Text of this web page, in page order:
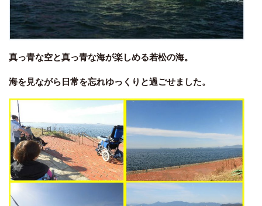
真っ青な空と真っ青な海が楽しめる若松の海。
海を見ながら日常を忘れゆっくりと過ごせました。